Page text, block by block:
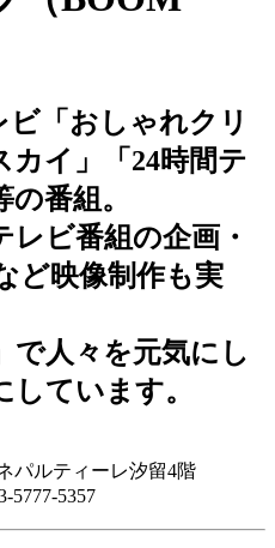
「おしゃれクリ
カイ」「24時間テ
番組。
ビ番組の企画・
ど映像制作も実
で人々を元気にし
ています。
パルティーレ汐留4階
5777-5357